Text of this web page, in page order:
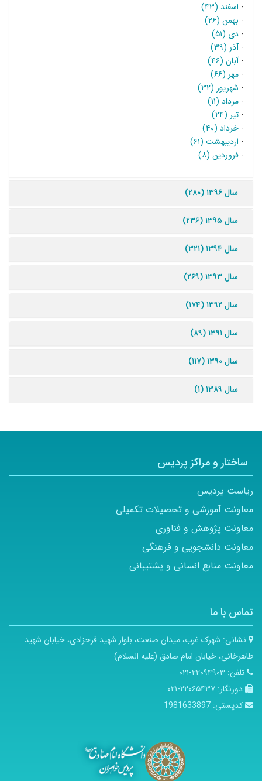
- اسفند (۴۳)
- بهمن (۲۶)
- دی (۵۱)
-آذر (۳۹)
-آبان (۴۶)
- مهر (۶۶)
- شهریور (۳۲)
- مرداد (۱۱)
- تیر (۲۴)
- خرداد (۴۰)
- اردیبهشت (۶۱)
- فروردین (۸)
سال ۱۳۹۶ (۲۸۰)
سال ۱۳۹۵ (۲۳۶)
سال ۱۳۹۴ (۳۲۱)
سال ۱۳۹۳ (۲۶۹)
سال ۱۳۹۲ (۱۷۴)
سال ۱۳۹۱ (۸۹)
سال ۱۳۹۰ (۱۱۷)
سال ۱۳۸۹ (۱)
ساختار و مراکز پردیس
ریاست پردیس
معاونت آموزشی و تحصیلات تکمیلی
معاونت پژوهش و فناوری
معاونت دانشجویی و فرهنگی
معاونت منابع انسانی و پشتیبانی
تماس با ما
نشانی: شهرک غرب، میدان صنعت، بلوار شهید فرحزادی، خیابان شهید
طاهرخانی، خیابان امام صادق (علیه السلام)
تلفن: ۲۲۰۹۴۹۰۳-۰۲۱
دورنگار: ۲۲۰۶۵۴۳۷-۰۲۱
کدپستی: 1981633897